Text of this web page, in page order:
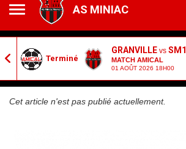
AS MINIAC
Terminé
GRANVILLE vs SM1
MATCH AMICAL
01 AOÛT 2026 18H00
Cet article n'est pas publié actuellement.